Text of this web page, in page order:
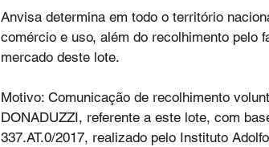
Anvisa determina em todo o território
comércio e uso, além do recolhimento pelo
mercado deste lote.
Motivo: Comunicação de recolhimento
DONADUZZI, referente a este lote, com
337.AT.0/2017, realizado pelo Instituto